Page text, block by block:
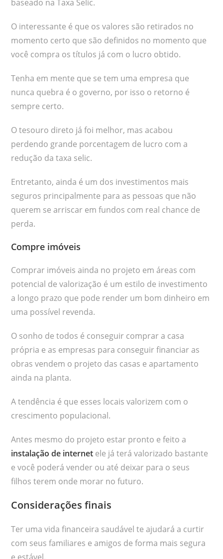
baseado na Taxa Selic.
O interessante é que os valores são retirados no
momento certo que são definidos no momento que
você compra os títulos já com o lucro obtido.
Tenha em mente que se tem uma empresa que
nunca quebra é o governo, por isso o retorno é
sempre certo.
O tesouro direto já foi melhor, mas acabou
perdendo grande porcentagem de lucro com a
redução da taxa selic.
Entretanto, ainda é um dos investimentos mais
seguros principalmente para as pessoas que não
querem se arriscar em fundos com real chance de
perda.
Compre imóveis
Comprar imóveis ainda no projeto em áreas com
potencial de valorização é um estilo de investimento
a longo prazo que pode render um bom dinheiro em
uma possível revenda.
O sonho de todos é conseguir comprar a casa
própria e as empresas para conseguir financiar as
obras vendem o projeto das casas e apartamento
ainda na planta.
A tendência é que esses locais valorizem com o
crescimento populacional.
Antes mesmo do projeto estar pronto e feito a
instalação de internet ele já terá valorizado bastante
e você poderá vender ou até deixar para o seus
filhos terem onde morar no futuro.
Considerações finais
Ter uma vida financeira saudável te ajudará a curtir
com seus familiares e amigos de forma mais segura